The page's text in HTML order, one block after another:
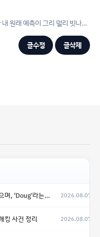
크리스티안 세게디 "2026년 6월에 대한 내 원래 예측이 그리 멀리 빗나가지 않았다고 생각"
글수정 글삭제
더 큰 모델을 활발히 개발 중 2026.08.07
킹 사건 정리 2026.08.07